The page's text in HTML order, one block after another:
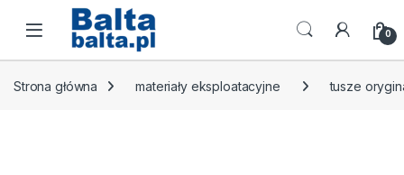
Skip to navigation
Skip to content
Open 0
Strona główna materiały eksploatacyjne tusze